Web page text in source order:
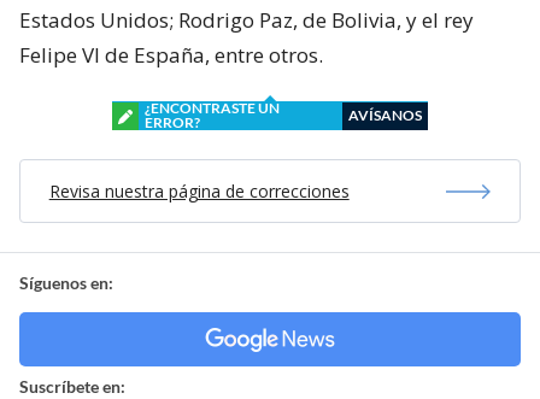
Estados Unidos; Rodrigo Paz, de Bolivia, y el rey
Felipe VI de España, entre otros.
¿ENCONTRASTE UN
ERROR?
AVÍSANOS
Revisa nuestra página de correcciones
Síguenos en:
Suscríbete en: